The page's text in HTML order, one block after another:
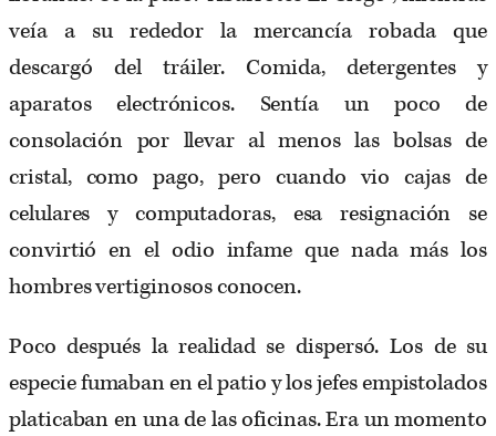
veía a su rededor la mercancía robada que
descargó del tráiler. Comida, detergentes y
aparatos electrónicos. Sentía un poco de
consolación por llevar al menos las bolsas de
cristal, como pago, pero cuando vio cajas de
celulares y computadoras, esa resignación se
convirtió en el odio infame que nada más los
hombres vertiginosos conocen.
Poco después la realidad se dispersó. Los de su
especie fumaban en el patio y los jefes empistolados
platicaban en una de las oficinas. Era un momento